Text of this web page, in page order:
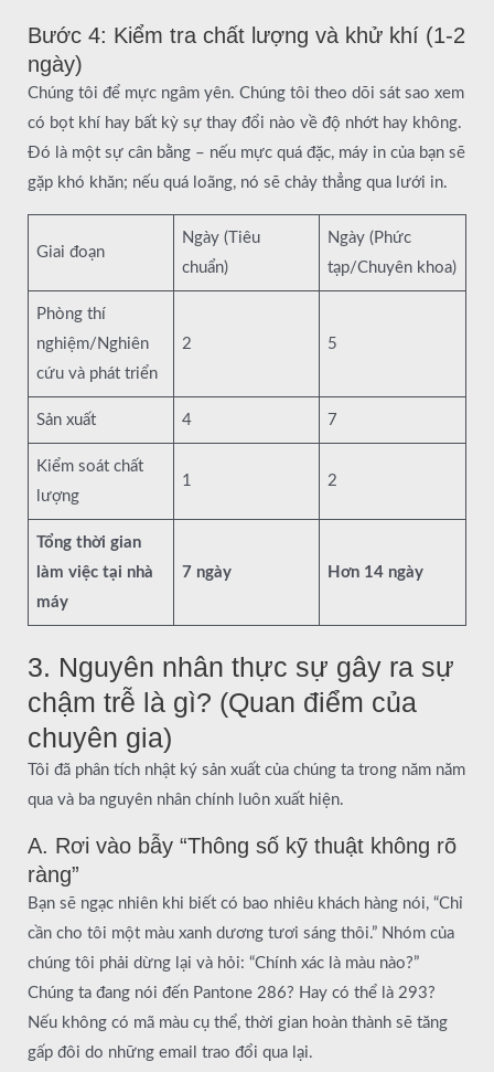
Bước 4: Kiểm tra chất lượng và khử khí (1-2
ngày)
Chúng tôi để mực ngâm yên. Chúng tôi theo dõi sát sao xem
có bọt khí hay bất kỳ sự thay đổi nào về độ nhớt hay không.
Đó là một sự cân bằng – nếu mực quá đặc, máy in của bạn sẽ
gặp khó khăn; nếu quá loãng, nó sẽ chảy thẳng qua lưới in.
Giai đoạn
Ngày (Tiêu
chuẩn)
Ngày (Phức
tạp/Chuyên khoa)
Phòng thí
nghiệm/Nghiên
cứu và phát triển
2 5
Sản xuất 4 7
Kiểm soát chất
lượng
1 2
Tổng thời gian
làm việc tại nhà
máy
7 ngày Hơn 14 ngày
3. Nguyên nhân thực sự gây ra sự
chậm trễ là gì? (Quan điểm của
chuyên gia)
Tôi đã phân tích nhật ký sản xuất của chúng ta trong năm năm
qua và ba nguyên nhân chính luôn xuất hiện.
A. Rơi vào bẫy “Thông số kỹ thuật không rõ
ràng”
Bạn sẽ ngạc nhiên khi biết có bao nhiêu khách hàng nói, “Chỉ
cần cho tôi một màu xanh dương tươi sáng thôi.” Nhóm của
chúng tôi phải dừng lại và hỏi: “Chính xác là màu nào?”
Chúng ta đang nói đến Pantone 286? Hay có thể là 293?
Nếu không có mã màu cụ thể, thời gian hoàn thành sẽ tăng
gấp đôi do những email trao đổi qua lại.